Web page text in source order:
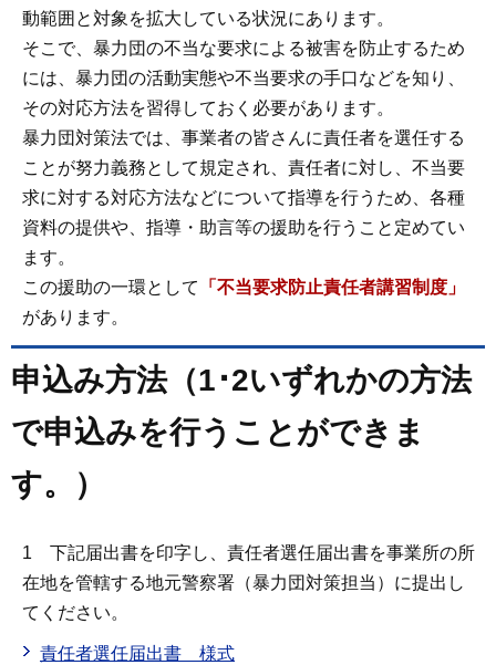
動範囲と対象を拡大している状況にあります。
そこで、暴力団の不当な要求による被害を防止するため
には、暴力団の活動実態や不当要求の手口などを知り、
その対応方法を習得しておく必要があります。
暴力団対策法では、事業者の皆さんに責任者を選任する
ことが努力義務として規定され、責任者に対し、不当要
求に対する対応方法などについて指導を行うため、各種
資料の提供や、指導・助言等の援助を行うこと定めてい
ます。
この援助の一環として
「不当要求防止責任者講習制度」
があります。
申込み方法（1･2いずれかの方法
で申込みを行うことができま
す。）
1 下記届出書を印字し、責任者選任届出書を事業所の所
在地を管轄する地元警察署（暴力団対策担当）に提出し
てください。
責任者選任届出書 様式